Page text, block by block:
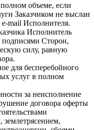
объеме, если
Заказчиком не выслан
mail Исполнителя.
Исполнитель
подписями Сторон,
силу, равную
для бесперебойного
услуг в полном
за неисполнение
договора оферты